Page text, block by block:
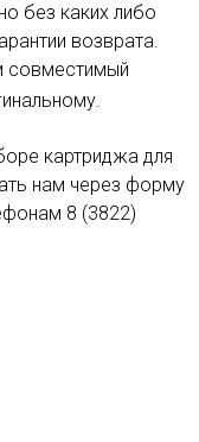
без каких либо
возврата.
совместимый
картриджа для
нам через форму
8 (3822)